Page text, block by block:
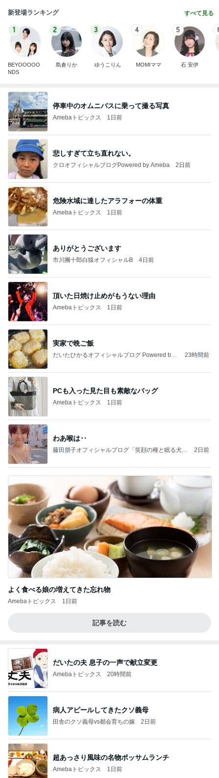
新登場ランキング すべて見る
1
BEYOOOOO
NDS
2
島倉りか
3
ゆうこりん
4
MOMIママ
5
石 安伊
停車中のオムニバスに乗って撮る写真
Amebaトピックス 1日前
悲しすぎて立ち直れない。
クロオフィシャルブログPowered by Ameba 2日前
危険水域に達したアラフォーの体重
Amebaトピックス 1日前
ありがとうございます
市川團十郎白猿オフィシャルB 4日前
頂いた日焼け止めがもうない理由
Amebaトピックス 1日前
実家で晩ご飯
だいたひかるオフィシャルブログ Powered by
23時間前
PCも入った見た目も素敵なバッグ
Amebaトピックス 1日前
わあ喉は‥
藤田朋子オフィシャルブログ「笑顔の種と眠る犬」
2日前
よく食べる娘の増えてきた忘れ物
Amebaトピックス 1日前
記事を読む
だいたの夫 息子の一声で献立変更
Amebaトピックス 20時間前
病人アピールしてきたクソ義母
田舎のクソ義母vs都会育ちの嫁 2日前
超あっさり風味の名物ポッサムランチ
Amebaトピックス 1日前